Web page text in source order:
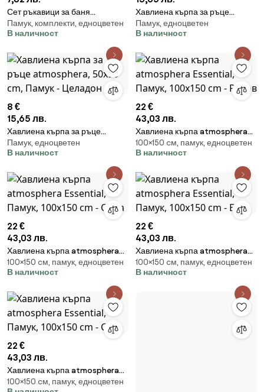
Сет ръкавици за баня
atmosphera, Памук, 15x21 cm, 2
бр - Бял
Памук, комплекти, едноцветен
В наличност
Хавлиена кърпа за ръце
atmosphera, 50x90 cm, Памук
- Кафяв
Памук, едноцветен
В наличност
8 €
15,65 лв.
Хавлиена кърпа за ръце
atmosphera, 50x90 cm, Памук
- Целадон
Памук, едноцветен
В наличност
22 €
43,03 лв.
Хавлиена кърпа atmosphera
Essential, Памук, 100x150 cm -
Розов
100×150 cм, памук, едноцветен
В наличност
22 €
43,03 лв.
Хавлиена кърпа atmosphera
Essential, Памук, 100x150 cm -
Охра
100×150 cм, памук, едноцветен
В наличност
22 €
43,03 лв.
Хавлиена кърпа atmosphera
Essential, Памук, 100x150 cm -
Бял
100×150 cм, памук, едноцветен
В наличност
22 €
43,03 лв.
Хавлиена кърпа atmosphera
Essential, Памук, 100x150 cm -
100×150 cм, памук, едноцветен